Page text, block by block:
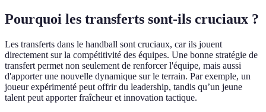
Pourquoi les transferts sont-ils cruciaux ?
Les transferts dans le handball sont cruciaux, car ils jouent
directement sur la compétitivité des équipes. Une bonne stratégie de
transfert permet non seulement de renforcer l'équipe, mais aussi
d'apporter une nouvelle dynamique sur le terrain. Par exemple, un
joueur expérimenté peut offrir du leadership, tandis qu’un jeune
talent peut apporter fraîcheur et innovation tactique.